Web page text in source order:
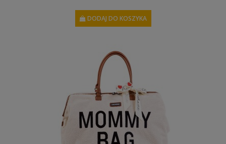
DODAJ DO KOSZYKA